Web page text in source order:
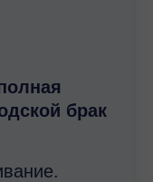
брак